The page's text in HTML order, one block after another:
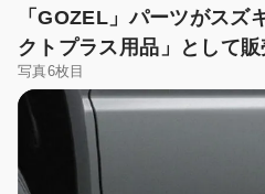
「GOZEL」パーツがスズ
クトプラス用品」として販
写真6枚目